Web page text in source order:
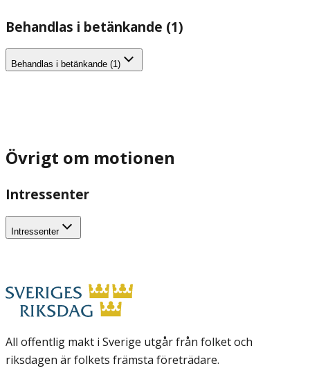
Behandlas i betänkande (1)
Behandlas i betänkande (1)
Övrigt om motionen
Intressenter
Intressenter
All offentlig makt i Sverige utgår från folket och
riksdagen är folkets främsta företrädare.